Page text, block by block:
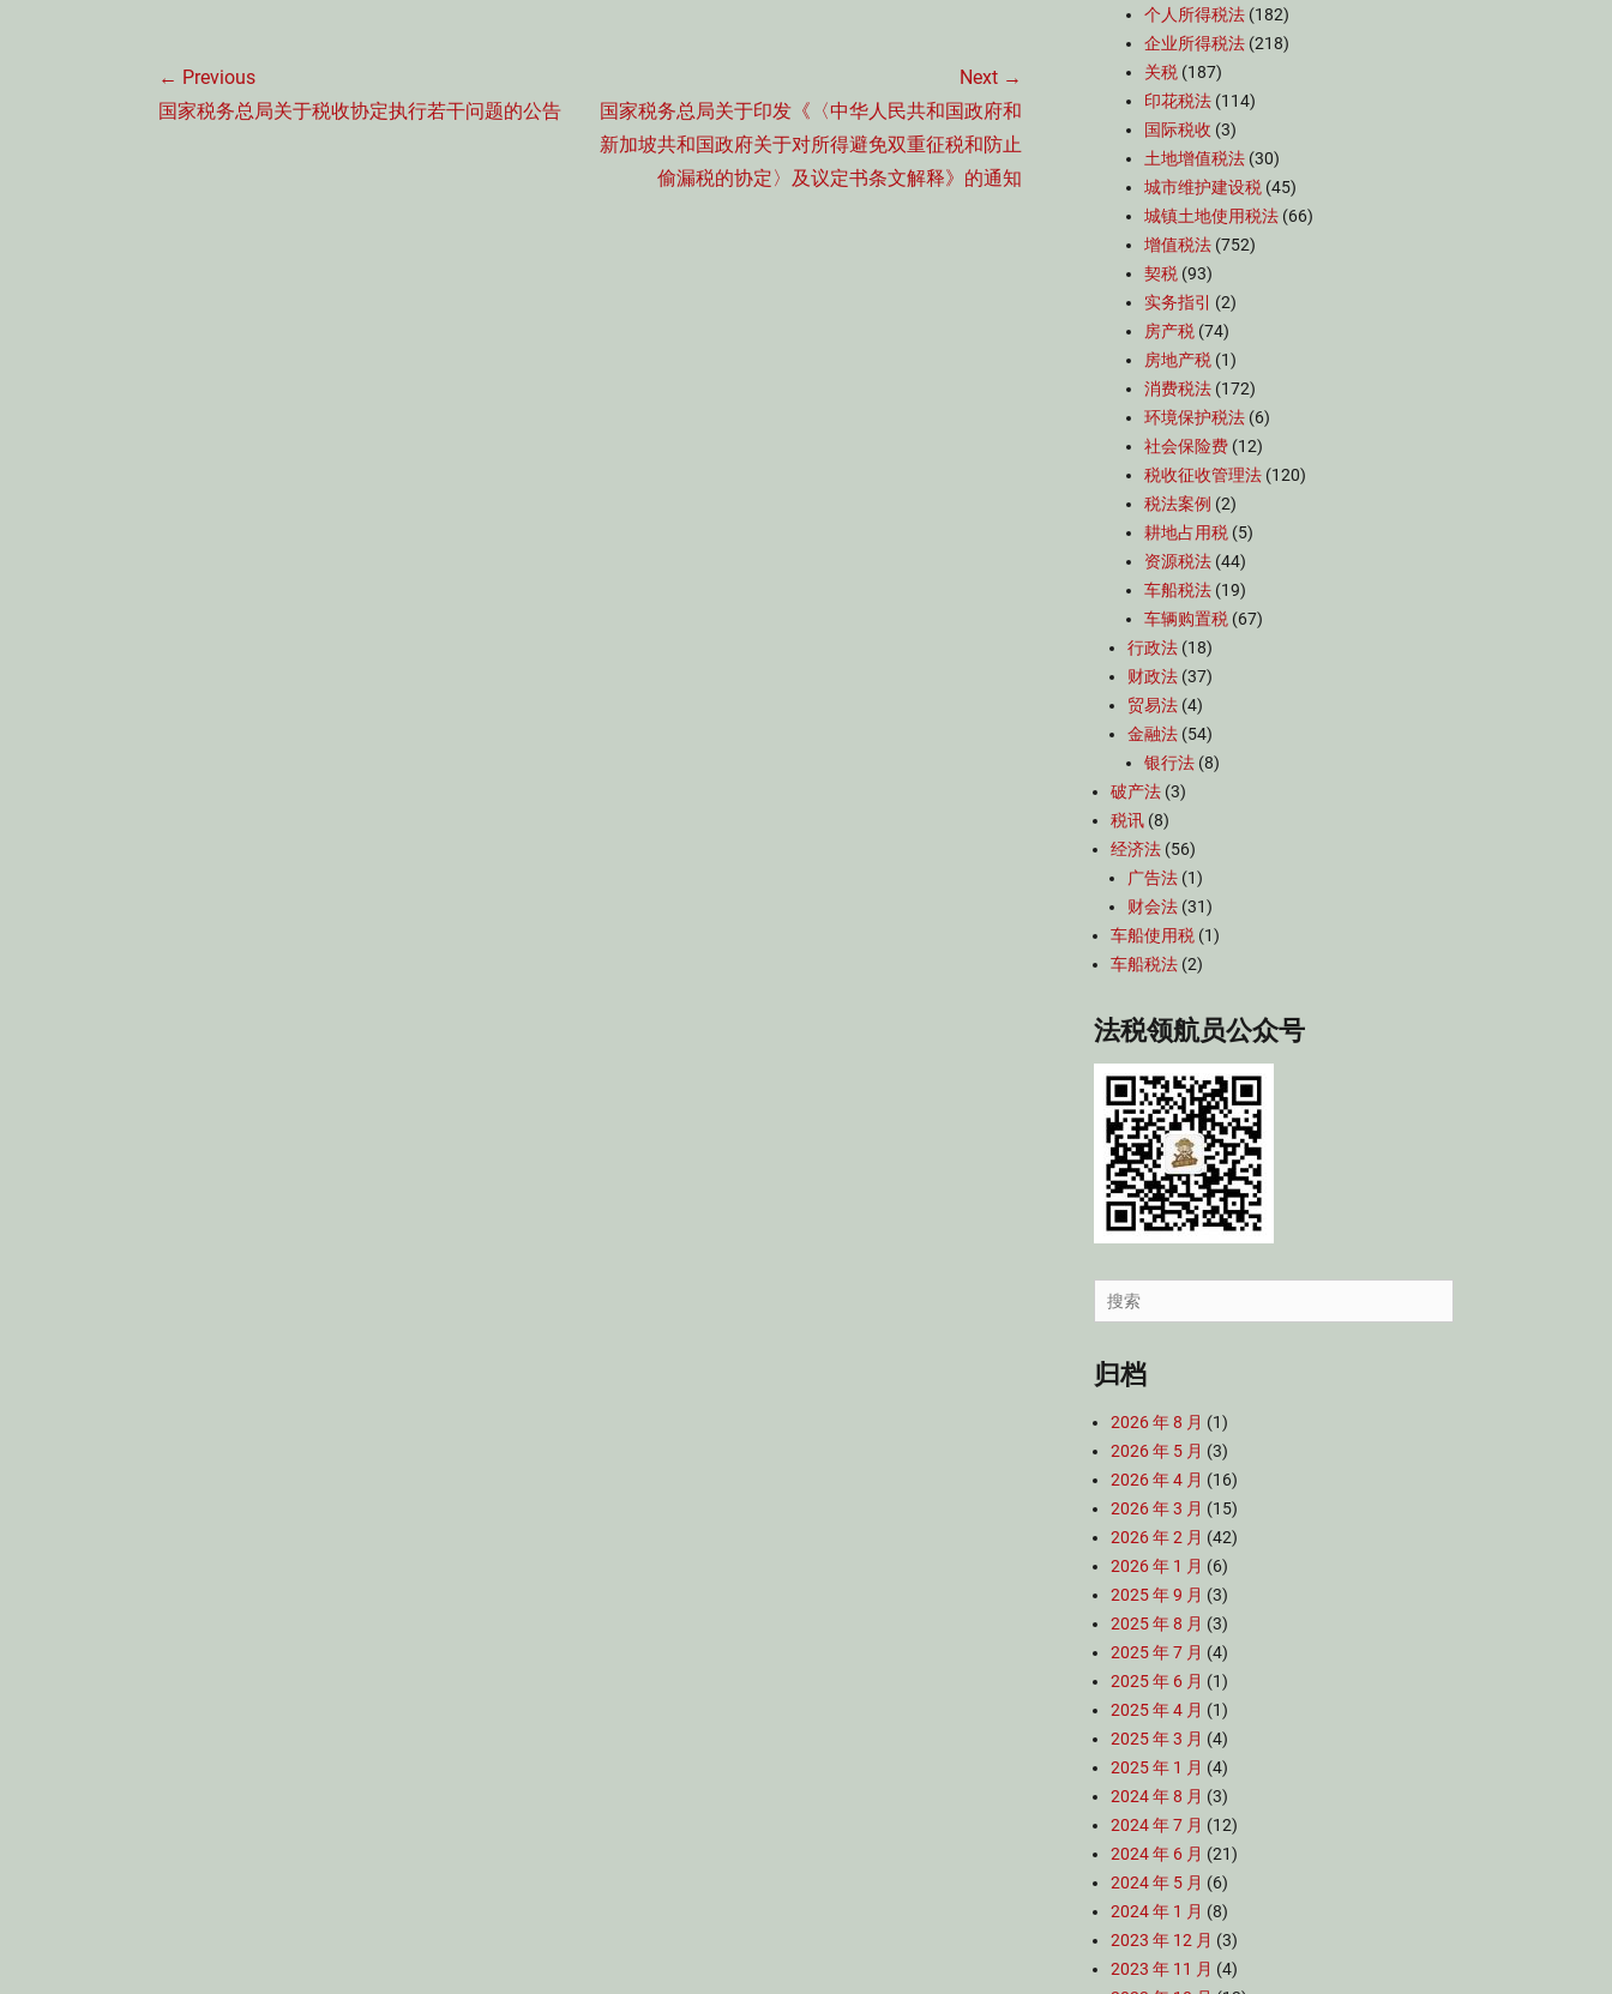
章
导
← Previous
Previous
国家税务总局关于税收协定执行若干问题的公告
Next →
Next
post:
国家税务总局关于印发《〈中华人民共和国政府和
新加坡共和国政府关于对所得避免双重征税和防止
偷漏税的协定〉及议定书条文解释》的通知
个人所得税法 (182)
企业所得税法 (218)
关税 (187)
印花税法 (114)
国际税收 (3)
土地增值税法 (30)
城市维护建设税 (45)
城镇土地使用税法 (66)
增值税法 (752)
契税 (93)
实务指引
(2)
房产税 (74)
房地产税 (1)
消费税法 (172)
环境保护税法 (6)
社会保险费 (12)
税收征收管理法 (120)
税法案例 (2)
耕地占用税 (5)
资源税法 (44)
车船税法 (19)
车辆购置税 (67)
行政法 (18)
财政法 (37)
贸易法 (4)
金融法 (54)
银行法 (8)
破产法 (3)
税讯 (8)
经济法 (56)
广告法 (1)
财会法 (31)
车船使用税 (1)
车船税法 (2)
法税领航员公众号
Search
for:
归档
2026 年 8 月 (1)
2026 年 5 月 (3)
2026 年 4 月 (16)
2026 年 3 月 (15)
2026 年 2 月 (42)
2026 年 1 月 (6)
2025 年 9 月 (3)
2025 年 8 月 (3)
2025 年 7 月 (4)
2025 年 6 月 (1)
2025 年 4 月 (1)
2025 年 3 月 (4)
2025 年 1 月 (4)
2024 年 8 月 (3)
2024 年 7 月 (12)
2024 年 6 月 (21)
2024 年 5 月 (6)
2024 年 1 月 (8)
2023 年 12 月 (3)
2023 年 11 月 (4)